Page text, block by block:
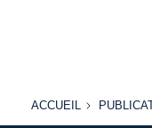
ACCUEIL
ACCUEIL